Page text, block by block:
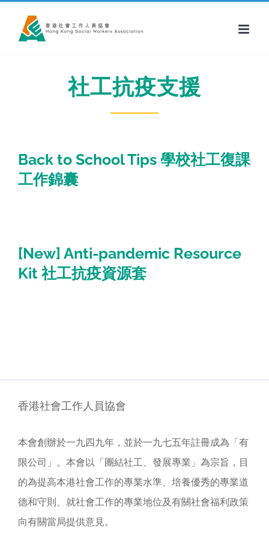
社工抗疫支援
Back to School Tips 學校社工復課
工作錦囊
[New] Anti-pandemic Resource
Kit 社工抗疫資源套
香港社會工作人員協會
本會創辦於一九四九年，並於一九七五年註冊成為「有
限公司」。本會以「團結社工、發展專業」為宗旨，目
的為提高本港社會工作的專業水準、培養優秀的專業道
德和守則、就社會工作的專業地位及有關社會福利政策
向有關當局提供意見。